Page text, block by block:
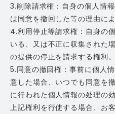
3.削除請求権：自身の個人情
は同意を撤回した等の理由に
4.利用停止等請求権：自身の
いる、又は不正に収集された
の提供の停止を請求する権利。
5.同意の撤回権：事前に個人
意した場合、いつでも同意を
に行われた個人情報の处理の
上記権利を行使する場合、お